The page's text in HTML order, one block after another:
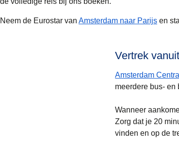
Neem de Eurostar van Amsterdam naar Parijs en
Vertrek
Amsterdam
meerdere bus- en
Wanneer
Zorg dat je 20
vinden en op de